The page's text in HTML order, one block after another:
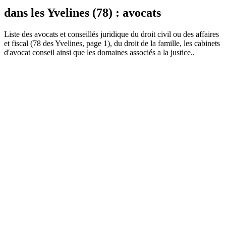
dans les Yvelines (78) : avocats
Liste des avocats et conseillés juridique du droit civil ou des affaires
et fiscal (78 des Yvelines, page 1), du droit de la famille, les cabinets
d'avocat conseil ainsi que les domaines associés a la justice..